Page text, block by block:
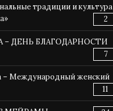
традиции и культура
2
– ДЕНЬ БЛАГОДАРНОСТИ
7
– Международный женский
11